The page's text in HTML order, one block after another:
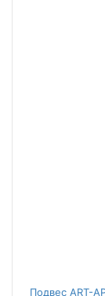
Подвес ART-